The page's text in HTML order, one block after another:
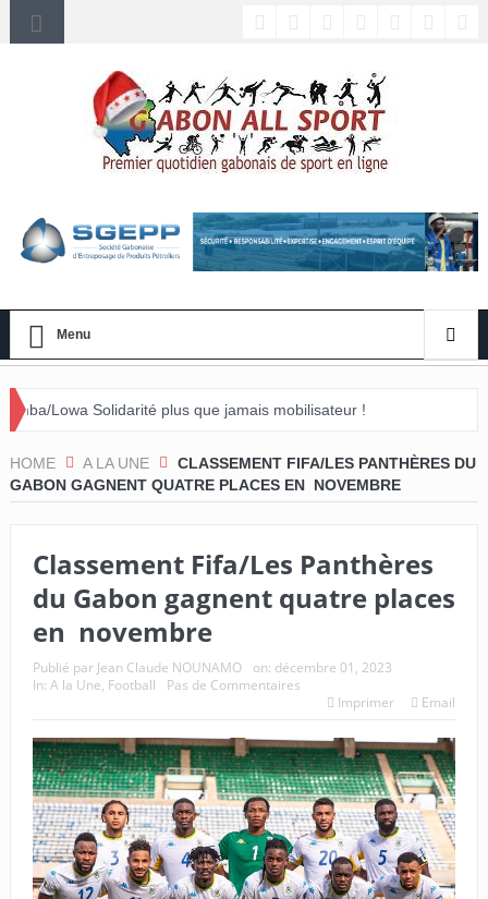
Menu
plus que jamais mobilisateur !
HOME A LA UNE
CLASSEMENT FIFA/LES PANTHÈRES DU
GABON GAGNENT QUATRE PLACES EN NOVEMBRE
Classement Fifa/Les Panthères
du Gabon gagnent quatre places
en novembre
Publié par Jean Claude NOUNAMO on: décembre 01, 2023
In: A la Une, Football
Pas de Commentaires
Imprimer
Email